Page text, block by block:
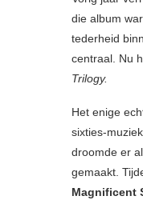
die album
tederheid
centraal. Nu
Trilogy.
Het enige
sixties-
droomde er
gemaakt.
Magnificent